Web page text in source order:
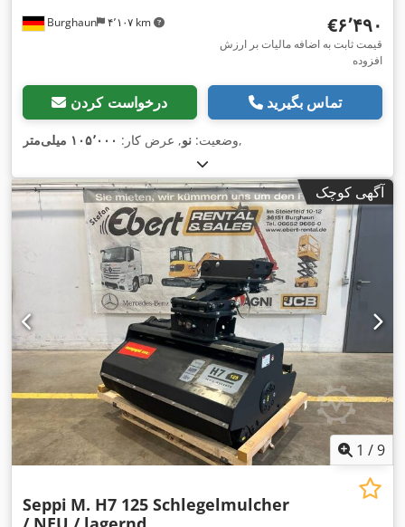
Burghaun ۴٬۱۰۷ km ‎€۶٬۴۹۰
قیمت ثابت به اضافه مالیات بر ارزش
افزوده
درخواست کردن تماس بگیرید
وضعیت: نو, عرض کار: ۱۰۵٬۰۰۰ میلی‌متر ,
آگهی کوچک
1 /9
Seppi M. H7 125 Schlegelmulcher